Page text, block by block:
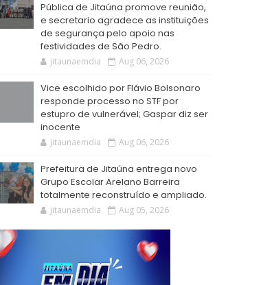
Pública de Jitaúna promove reunião,
e secretario agradece as instituições
de segurança pelo apoio nas
festividades de São Pedro.
jitaunaemdia Aug 06, 2026
Vice escolhido por Flávio Bolsonaro
responde processo no STF por
estupro de vulnerável; Gaspar diz ser
inocente
jitaunaemdia Aug 06, 2026
Prefeitura de Jitaúna entrega novo
Grupo Escolar Arelano Barreira
totalmente reconstruído e ampliado.
jitaunaemdia Aug 05, 2026